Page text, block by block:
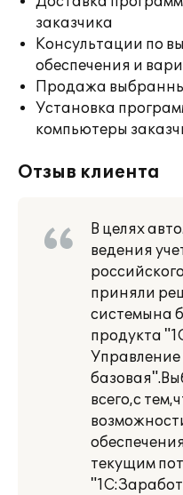
заказчика
Консультации по
обеспечения и
Продажа
Установка
компьютеры
Отзыв клиента
В целях
ведения
приняли
системына
продукта
всего,с
текущим